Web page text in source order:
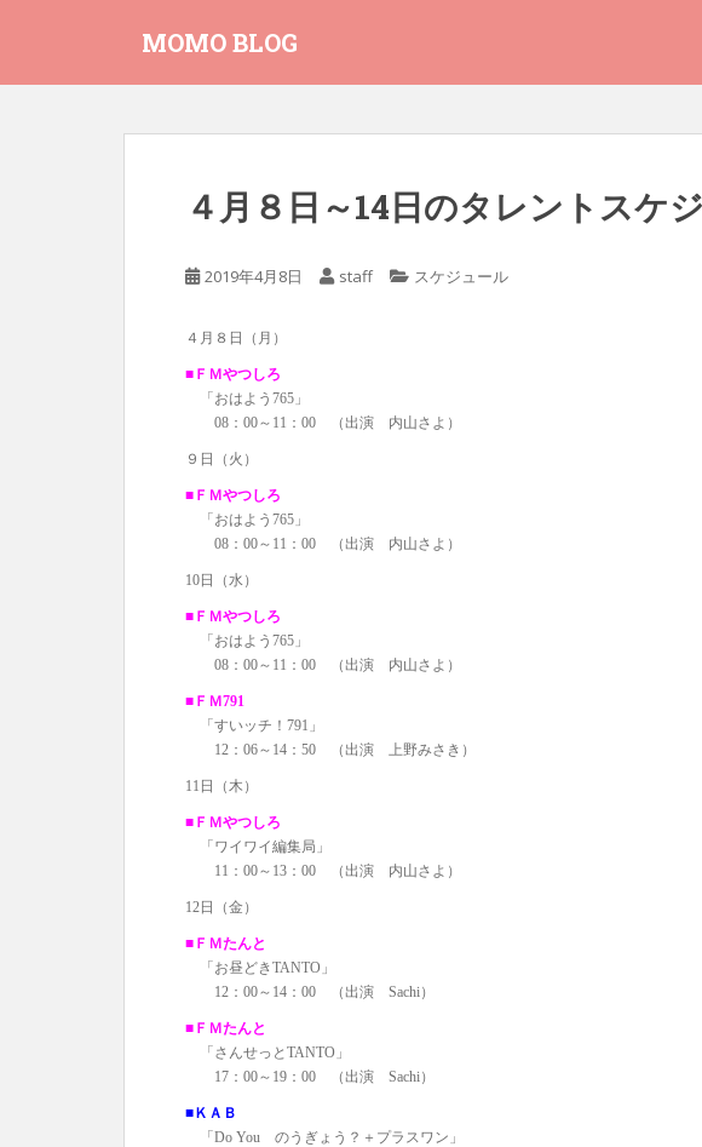
MOMO BLOG
４月８日～14日のタレントスケ
2019年4月8日 staff スケジュール
４月８日（月）
■ＦＭやつしろ
「おはよう765」
08：00～11：00 （出演 内山さよ）
９日（火）
■ＦＭやつしろ
「おはよう765」
08：00～11：00 （出演 内山さよ）
10日（水）
■ＦＭやつしろ
「おはよう765」
08：00～11：00 （出演 内山さよ）
■ＦＭ791
「すいッチ！791」
12：06～14：50 （出演 上野みさき）
11日（木）
■ＦＭやつしろ
「ワイワイ編集局」
11：00～13：00 （出演 内山さよ）
12日（金）
■ＦＭたんと
「お昼どきTANTO」
12：00～14：00 （出演 Sachi）
■ＦＭたんと
「さんせっとTANTO」
17：00～19：00 （出演 Sachi）
■ＫＡＢ
「Do You のうぎょう？＋プラスワン」